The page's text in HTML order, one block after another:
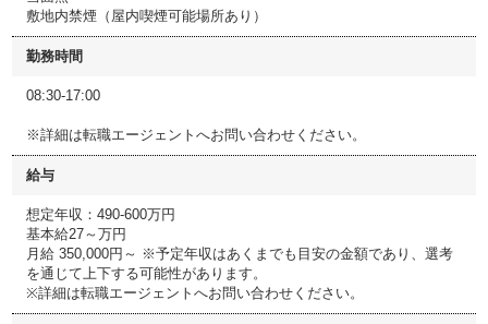
敷地内禁煙（屋内喫煙可能場所あり）
勤務時間
08:30-17:00
※詳細は転職エージェントへお問い合わせください。
給与
想定年収：490-600万円
基本給27～万円
月給 350,000円～ ※予定年収はあくまでも目安の金額であり、選考
を通じて上下する可能性があります。
※詳細は転職エージェントへお問い合わせください。